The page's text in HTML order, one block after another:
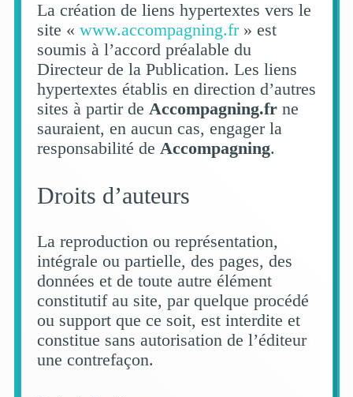
La création de liens hypertextes vers le
site « www.accompagning.fr» est
soumis à l’accord préalable du
Directeur de la Publication. Les liens
hypertextes établis en direction d’autres
sites à partir de Accompagning.frne
sauraient, en aucun cas, engager la
responsabilité de Accompagning.
Droits d’auteurs
La reproduction ou représentation,
intégrale ou partielle, des pages, des
données et de toute autre élément
constitutif au site, par quelque procédé
ou support que ce soit, est interdite et
constitue sans autorisation de l’éditeur
une contrefaçon.